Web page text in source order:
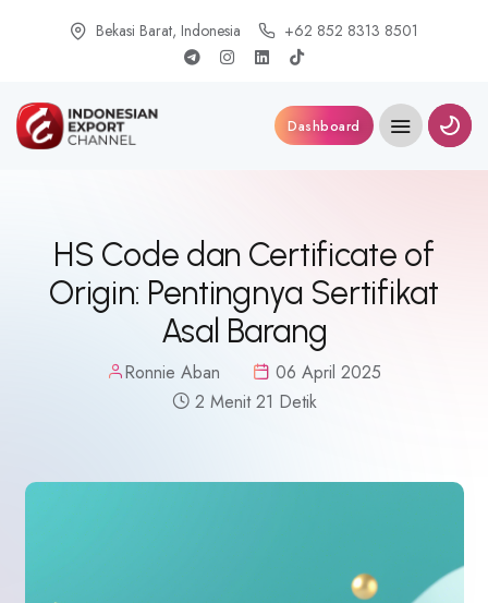
Bekasi Barat, Indonesia +62 852 8313 8501
Dashboard
HS Code dan Certificate of
Origin: Pentingnya Sertifikat
Asal Barang
Ronnie Aban
06 April 2025
2 Menit 21 Detik